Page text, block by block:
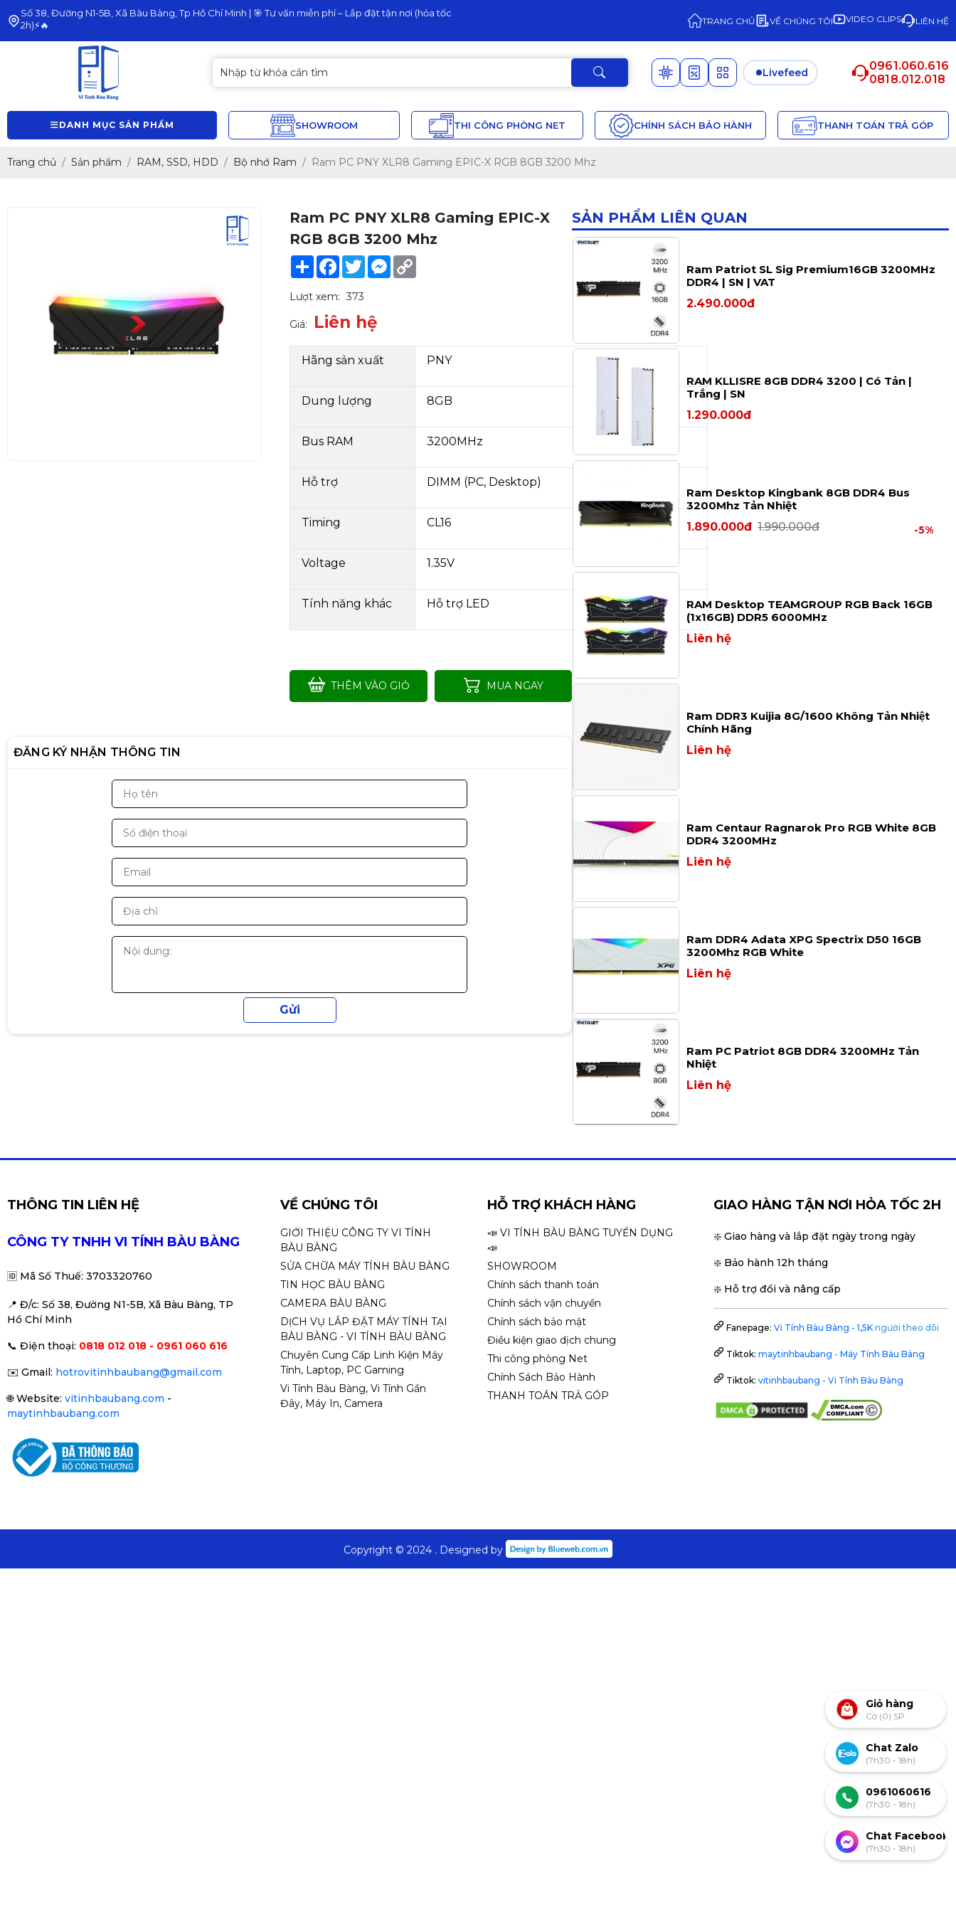
Số 38, Đường N1-5B, Xã Bàu Bàng, Tp Hồ Chí Minh | 🎯 Tư vấn miễn phí – Lắp đặt tận nơi (hỏa tốc
2h)⚡🔥
TRANG CHỦ VỀ CHÚNG TÔI VIDEO CLIPS LIÊN HỆ
Livefeed
0961.060.616
0818.012.018
DANH MỤC SẢN PHẨM SHOWROOM THI CÔNG PHÒNG NET CHÍNH SÁCH BẢO HÀNH THANH TOÁN TRẢ GÓP
Trang chủ Sản phẩm RAM, SSD, HDD Bộ nhớ Ram Ram PC PNY XLR8 Gaming EPIC-X RGB 8GB 3200 Mhz
Ram PC PNY XLR8 Gaming EPIC-X
RGB 8GB 3200 Mhz
ShareFacebook
TwitterMessenger
Lượt xem: 373
Giá: Liên hệ
Hãng sản xuất PNY
Dung lượng 8GB
Bus RAM 3200MHz
Hỗ trợ DIMM (PC, Desktop)
Timing CL16
Voltage 1.35V
Tính năng khác Hỗ trợ LED
THÊM VÀO GIỎ MUA NGAY
ĐĂNG KÝ NHẬN THÔNG TIN
SẢN PHẨM LIÊN QUAN
Ram Patriot SL Sig Premium16GB 3200MHz
DDR4 | SN | VAT
2.490.000đ
RAM KLLISRE 8GB DDR4 3200 | Có Tản |
Trắng | SN
1.290.000đ
Ram Desktop Kingbank 8GB DDR4 Bus
3200Mhz Tản Nhiệt
1.890.000đ 1.990.000đ -5%
RAM Desktop TEAMGROUP RGB Back 16GB
(1x16GB) DDR5 6000MHz
Liên hệ
Ram DDR3 Kuijia 8G/1600 Không Tản Nhiệt
Chính Hãng
Liên hệ
Ram Centaur Ragnarok Pro RGB White 8GB
DDR4 3200MHz
Liên hệ
Ram DDR4 Adata XPG Spectrix D50 16GB
3200Mhz RGB White
Liên hệ
Ram PC Patriot 8GB DDR4 3200MHz Tản
Nhiệt
Liên hệ
THÔNG TIN LIÊN HỆ
CÔNG TY TNHH VI TÍNH BÀU BÀNG
🆔 Mã Số Thuế: 3703320760
📍 Đ/c: Số 38, Đường N1-5B, Xã Bàu Bàng, TP
Hồ Chí Minh
📞 Điện thoại: 0818 012 018 - 0961 060 616
✉️ Gmail: hotrovitinhbaubang@gmail.com
🌐Website: vitinhbaubang.com -
maytinhbaubang.com
VỀ CHÚNG TÔI
GIỚI THIỆU CÔNG TY VI TÍNH
BÀU BÀNG
SỬA CHỮA MÁY TÍNH BÀU BÀNG
TIN HỌC BÀU BÀNG
CAMERA BÀU BÀNG
DỊCH VỤ LẮP ĐẶT MÁY TÍNH TẠI
BÀU BÀNG - VI TÍNH BÀU BÀNG
Chuyên Cung Cấp Linh Kiện Máy
Tính, Laptop, PC Gaming
Vi Tính Bàu Bàng, Vi Tính Gần
Đây, Máy In, Camera
HỖ TRỢ KHÁCH HÀNG
📣 VI TÍNH BÀU BÀNG TUYỂN DỤNG
📣
SHOWROOM
Chính sách thanh toán
Chính sách vận chuyển
Chính sách bảo mật
Điều kiện giao dịch chung
Thi công phòng Net
Chính Sách Bảo Hành
THANH TOÁN TRẢ GÓP
GIAO HÀNG TẬN NƠI HỎA TỐC 2H
❇️ Giao hàng và lắp đặt ngày trong ngày
❇️ Bảo hành 12h tháng
❇️ Hỗ trợ đổi và nâng cấp
Fanepage: Vi Tính Bàu Bàng - 1,5K người theo dõi
Tiktok: maytinhbaubang - Máy Tính Bàu Bàng
Tiktok: vitinhbaubang - Vi Tính Bàu Bàng
Copyright © 2024 . Designed by
Giỏ hàng
Có (0) SP
Chat Zalo
(7h30 - 18h)
0961060616
(7h30 - 18h)
Chat Facebook
(7h30 - 18h)